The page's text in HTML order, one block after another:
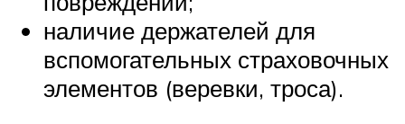
наличие держателей для
вспомогательных страховочных
элементов (веревки, троса).